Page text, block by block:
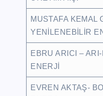
MUSTAFA KEMAL
YENİLENEBİLİR
EBRU ARICI –
ENERJİ
EVREN AKTAŞ-